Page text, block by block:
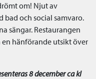
om! Njut av
bad och social samvaro.
sängar. Restaurangen
hänförande utsikt över
8 december ca kl